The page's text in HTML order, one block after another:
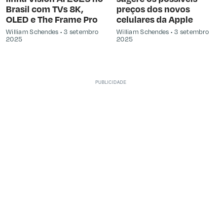
Brasil com TVs 8K,
OLED e The Frame Pro
William Schendes
3 setembro
2025
preços dos novos
celulares da Apple
William Schendes
3 setembro
2025